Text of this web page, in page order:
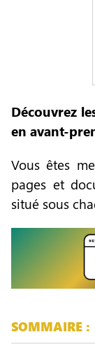
Découvrez
en avant-
Vous êtes
pages et
situé sous
SOMMAIRE :